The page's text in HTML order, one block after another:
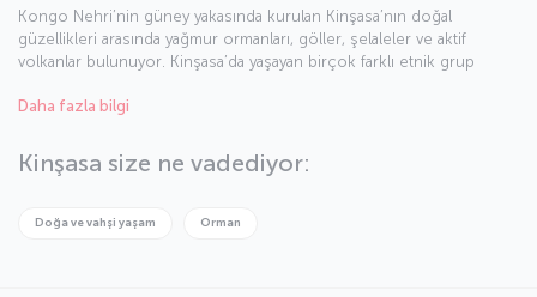
Kongo Nehri’nin güney yakasında kurulan Kinşasa’nın doğal
güzellikleri arasında yağmur ormanları, göller, şelaleler ve aktif
volkanlar bulunuyor. Kinşasa’da yaşayan birçok farklı etnik grup
dönemlerde Léopoldville adıyla anılan şehir, 1967 yılından beri
Kinşasa, yeni ve ilginç yerler keşfetmek isteyenlerin kenti.
Daha fazla bilgi
Kinşasa size ne vadediyor:
Doğa ve vahşi yaşam Orman